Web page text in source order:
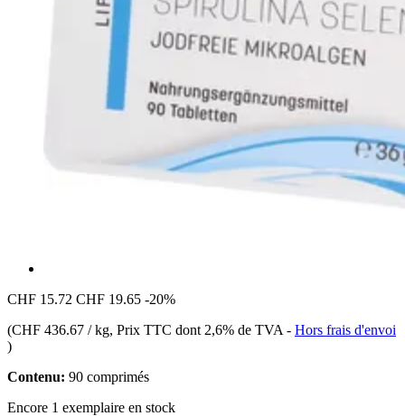
CHF 15.72 CHF 19.65 -20%
(CHF 436.67 / kg, Prix TTC dont 2,6% de TVA - Hors frais d'envoi
)
Contenu: 90 comprimés
Encore 1 exemplaire en stock